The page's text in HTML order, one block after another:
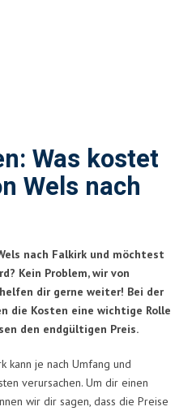
Was kostet
Wels nach
nach Falkirk und möchtest
Kein Problem, wir von
dir gerne weiter! Bei der
die Kosten eine wichtige Rolle
den endgültigen Preis.
kann je nach Umfang und
verursachen. Um dir einen
wir dir sagen, dass die Preise